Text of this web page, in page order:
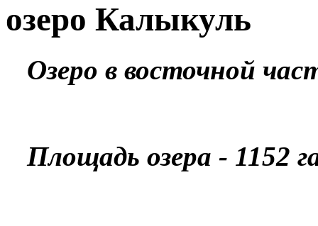
озеро Калыкуль
Озеро в восточной
Площадь озера - 1152